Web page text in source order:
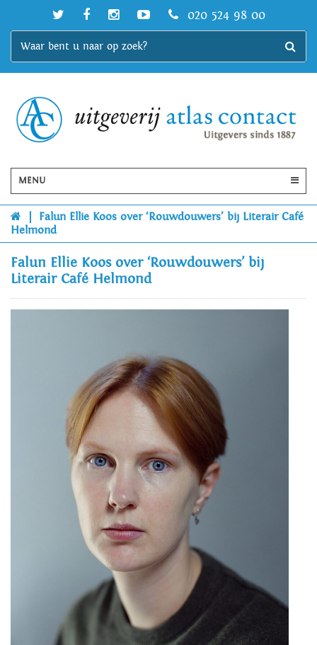
020 524 98 00
MENU
Falun Ellie Koos over ‘Rouwdouwers’ bij Literair Café
Helmond
Falun Ellie Koos over ‘Rouwdouwers’ bij
Literair Café Helmond